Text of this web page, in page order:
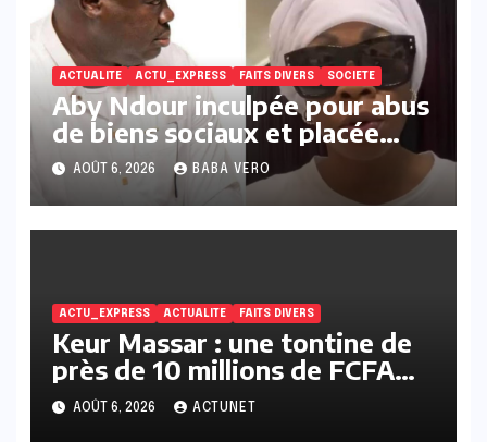
ACTUALITE ACTU_EXPRESS FAITS DIVERS SOCIETE
Aby Ndour inculpée pour abus
de biens sociaux et placée
sous liberté provisoire
AOÛT 6, 2026 BABA VERO
ACTU_EXPRESS ACTUALITE FAITS DIVERS
Keur Massar : une tontine de
près de 10 millions de FCFA
vire au scandale, la
responsable en prison
AOÛT 6, 2026 ACTUNET